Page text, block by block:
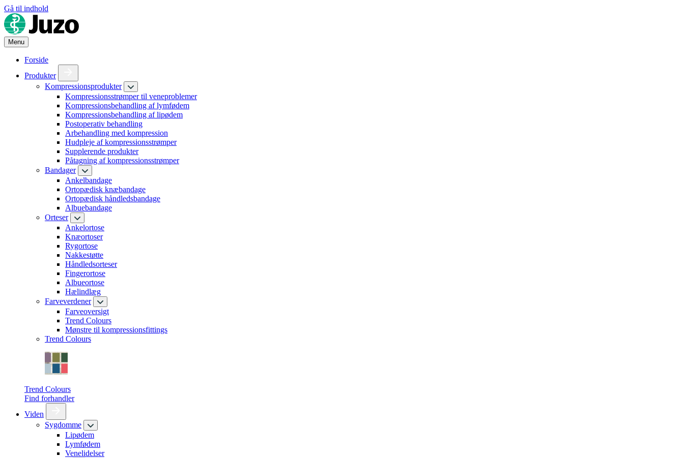
Gå til indhold
Menu
Forside
Produkter
Kompressionsprodukter
Kompressionsstrømper til veneproblemer
Kompressionsbehandling af lymfødem
Kompressionsbehandling af lipødem
Postoperativ behandling
Arbehandling med kompression
Hudpleje af kompressionsstrømper
Supplerende produkter
Påtagning af kompressionsstrømper
Bandager
Ankelbandage
Ortopædisk knæbandage
Ortopædisk håndledsbandage
Albuebandage
Orteser
Ankelortose
Knæortoser
Rygortose
Nakkestøtte
Håndledsorteser
Fingerortose
Albueortose
Hælindlæg
Farveverdener
Farveoversigt
Trend Colours
Mønstre til kompressionsfittings
Trend Colours
Trend Colours
Find forhandler
Viden
Sygdomme
Lipødem
Lymfødem
Venelidelser